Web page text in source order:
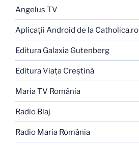
Angelus TV
Aplicaţii Android de la Catholica.ro
Editura Galaxia Gutenberg
Editura Viaţa Creştină
Maria TV România
Radio Blaj
Radio Maria România